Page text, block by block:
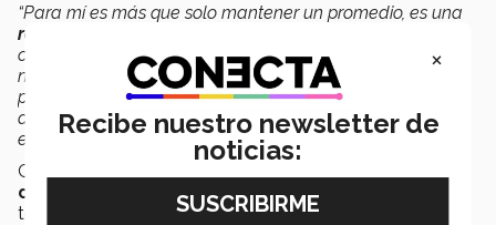
“Para mí es más que solo mantener un promedio, es una
responsabilidad
confianza y esperanza de muchas personas están en ti y
no puedes rendirte por ellas, aun si sientes que ya no
puedes más; toda mi vida y especialmente estos últimos
años han sido extremadamente difíciles, creo que más
emocional que físicamente” , concluyó.
Celia forma parte de la quinta generación de
del Mañana
, estudiantes que son apoyados con el
total de sus estudios.
×
Recibe nuestro newsletter de
noticias: